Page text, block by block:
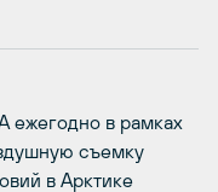
ежегодно в рамках
съемку
в Арктике